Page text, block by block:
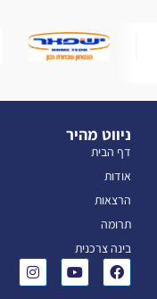
ניווט מהיר
דף הבית
אודות
הרצאות
תרומה
בינה צרכנית